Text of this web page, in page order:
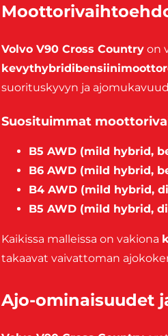
Volvo V90 Cross Country on
suorituskyvyn ja
Suosituimmat
B5 AWD (mild hybrid,
B6 AWD (mild hybrid,
B4 AWD (mild hybrid,
B5 AWD (mild hybrid,
Kaikissa malleissa on vakiona
takaavat vaivattoman
Ajo-ominaisuudet